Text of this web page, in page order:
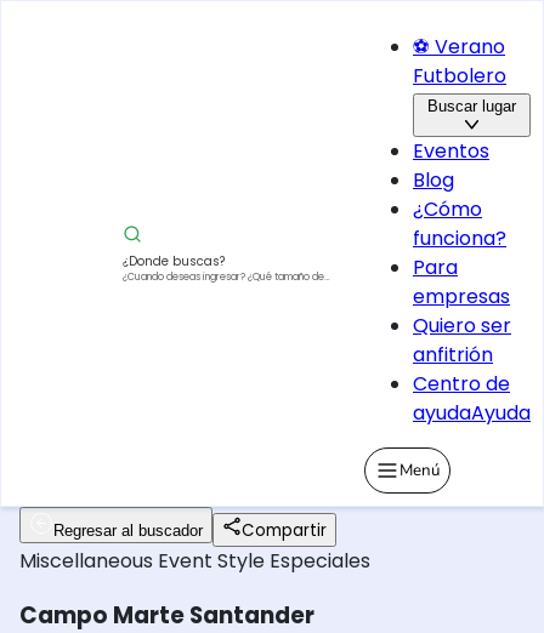
¿Donde buscas?
¿Cuando deseas ingresar?¿Qué tamaño de
⚽ Verano
Futbolero
Buscar lugar
Eventos
Blog
¿Cómo
funciona?
Para
empresas
Quiero ser
anfitrión
Centro de
ayudaAyuda
Menú
Regresar al buscador Compartir
Miscellaneous Event Style Especiales
Campo Marte Santander